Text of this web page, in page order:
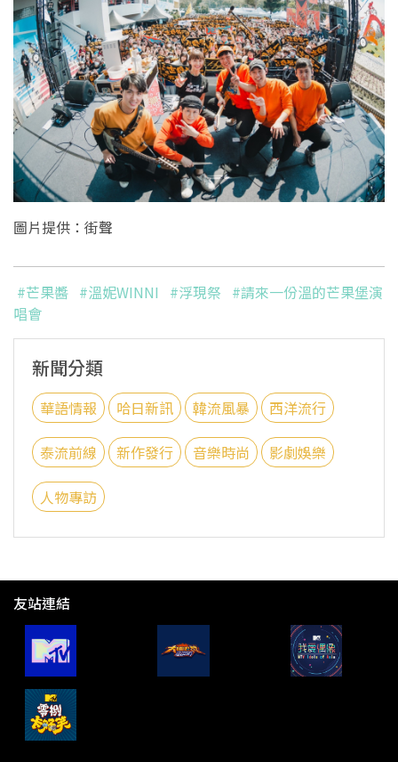
圖片提供：街聲
#芒果醬 #溫妮WINNI #浮現祭 #請來一份溫的芒果堡演
唱會
新聞分類
華語情報 哈日新訊 韓流風暴 西洋流行
泰流前線 新作發行 音樂時尚 影劇娛樂
人物專訪
友站連結